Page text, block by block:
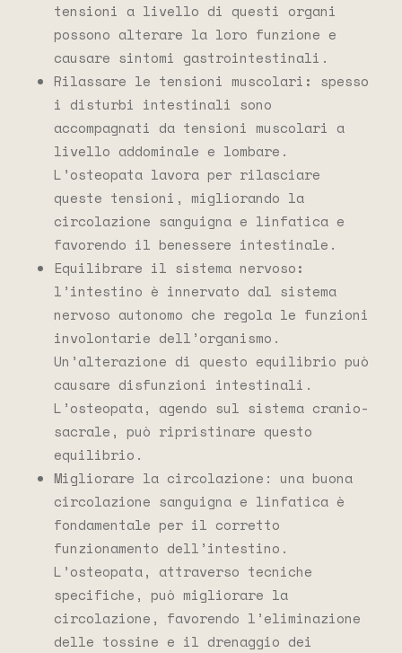
tensioni a livello di questi organi
possono alterare la loro funzione e
causare sintomi gastrointestinali.
Rilassare le tensioni muscolari : spesso
i disturbi intestinali sono
accompagnati da tensioni muscolari a
livello addominale e lombare.
L’osteopata lavora per rilasciare
queste tensioni, migliorando la
circolazione sanguigna e linfatica e
favorendo il benessere intestinale.
Equilibrare il sistema nervoso:
l’intestino è innervato dal sistema
nervoso autonomo che regola le funzioni
involontarie dell’organismo.
Un’alterazione di questo equilibrio può
causare disfunzioni intestinali.
L’osteopata, agendo sul sistema cranio-
sacrale, può ripristinare questo
equilibrio.
Migliorare la circolazione: una buona
circolazione sanguigna e linfatica è
fondamentale per il corretto
funzionamento dell’intestino.
L’osteopata, attraverso tecniche
specifiche, può migliorare la
circolazione, favorendo l’eliminazione
delle tossine e il drenaggio dei